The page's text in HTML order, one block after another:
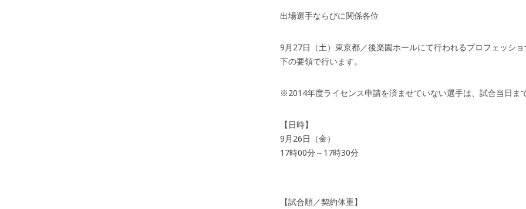
出場選手ならびに関係各位
9月27日（土）東京都／後楽園ホールにて行われるプロフェッシ
下の要領で行います。
※2014年度ライセンス申請を済ませていない選手は、試合当日ま
【日時】
9月26日（金）
17時00分～17時30分
【試合順／契約体重】